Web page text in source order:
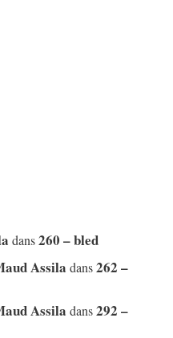
dans260 – bled
Assila dans262 –
Assila dans292 –